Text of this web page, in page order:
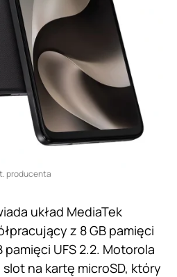
producenta
układ MediaTek
z 8 GB pamięci
pamięci UFS 2.2. Motorola
na kartę microSD, który